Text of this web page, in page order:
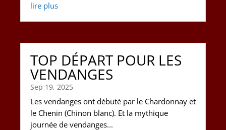
lire plus
TOP DÉPART POUR LES
VENDANGES
Sep 19, 2025
Les vendanges ont débuté par le Chardonnay et
le Chenin (Chinon blanc). Et la mythique
journée de vendanges...